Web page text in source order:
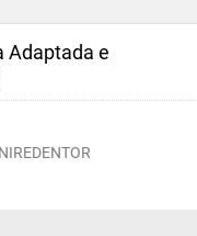
Adaptada e